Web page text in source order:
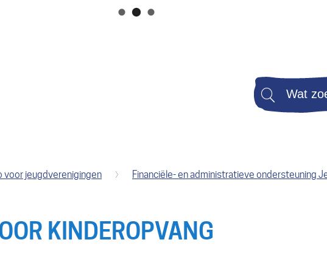
Zoeken
voor jeugdverenigingen Financiële- en administratieve ondersteuning
KINDEROPVANG